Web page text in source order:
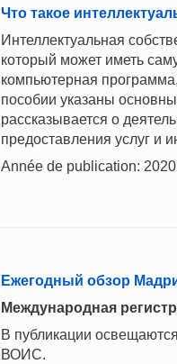
Что такое
Интеллектуальная
который может иметь
компьютерная
пособии указаны
рассказывается о
предоставления услуг и
Année de publication: 2020
Ежегодный обзор
Международная
В публикации
ВОИС.